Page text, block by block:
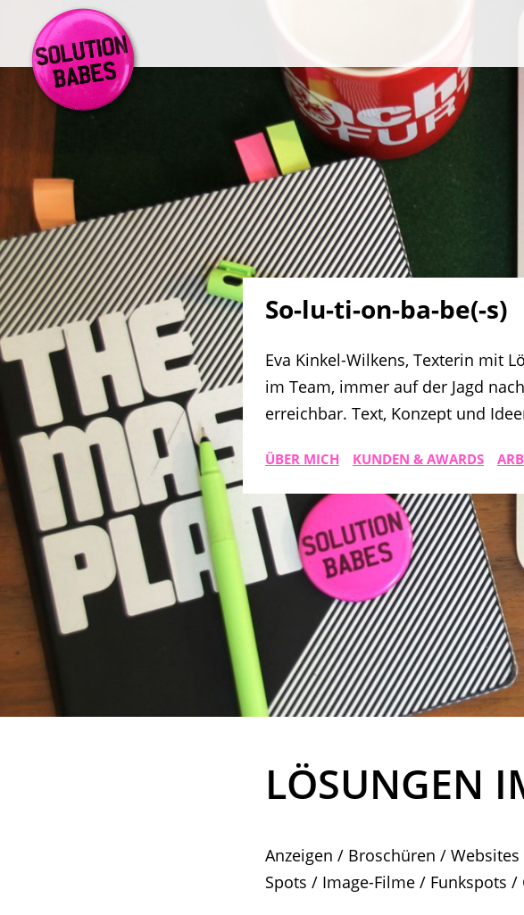
So-lu-ti-on-ba-be(-s)
Eva Kinkel-Wilkens, Texterin mit
im Team, immer auf der Jagd
erreichbar. Text, Konzept und
ÜBER MICH KUNDEN & AWARDS
LÖSUNGEN
Anzeigen / Broschüren /
Spots / Image-Filme / Funkspots